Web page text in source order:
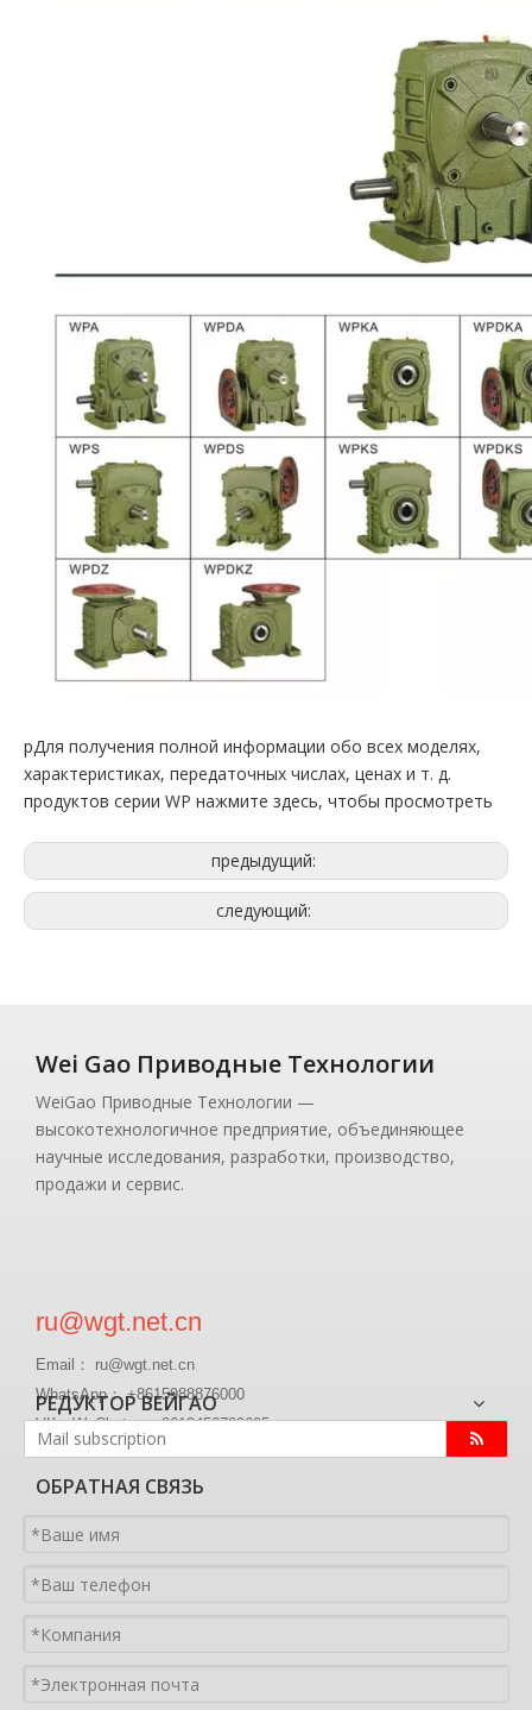
pДля получения полной информации обо всех моделях,
характеристиках, передаточных числах, ценах и т. д.
продуктов серии WP нажмите здесь, чтобы просмотреть
предыдущий:
следующий:
Wei Gao Приводные Технологии
WeiGao Приводные Технологии —
высокотехнологичное предприятие, объединяющее
научные исследования, разработки, производство,
продажи и сервис.
ru@wgt.net.cn
Email： ru@wgt.net.cn
WhatsApp： +8615988876000
VK、WeChat ： +8613456789605
РЕДУКТОР ВЕЙГАО
ОБРАТНАЯ СВЯЗЬ